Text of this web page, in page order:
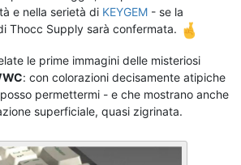
e nella serietà di KEYGEM - se la
Thocc Supply sarà confermata.
le prime immagini delle misteriosi
: con colorazioni decisamente atipiche
permettermi - e che mostrano anche
superficiale, quasi zigrinata.